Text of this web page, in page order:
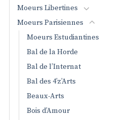
Moeurs Libertines
Moeurs Parisiennes
Moeurs Estudiantines
Bal de la Horde
Bal de l’Internat
Bal des 4’z’Arts
Beaux-Arts
Bois d’Amour